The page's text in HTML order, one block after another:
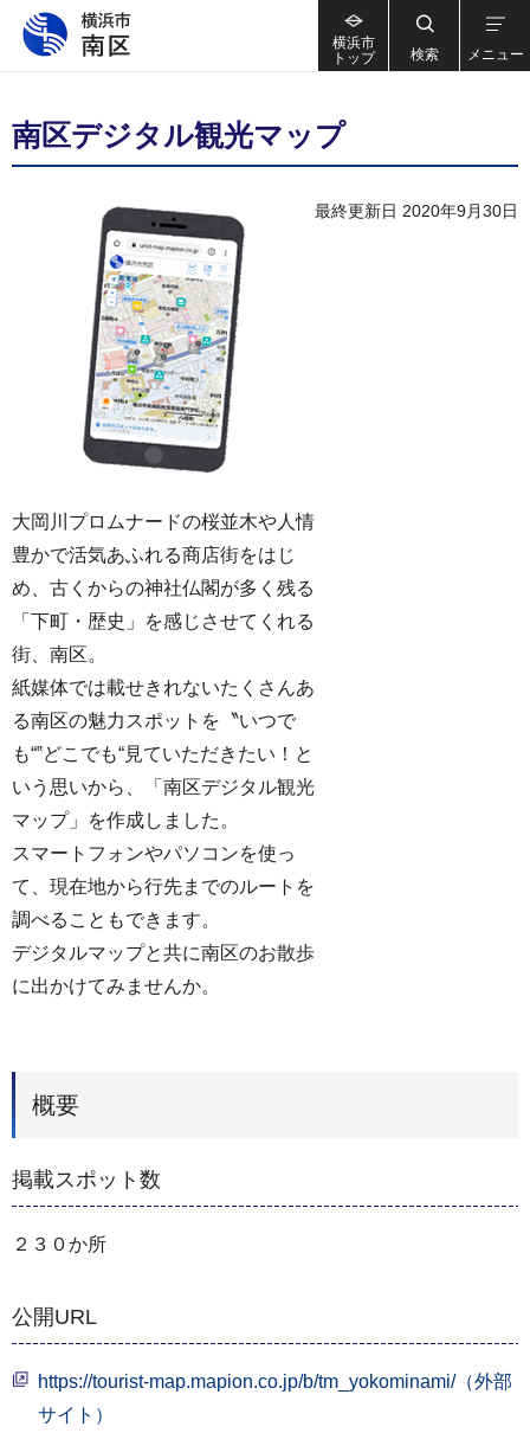
横浜市
トップ
検索 メニュー
南区デジタル観光マップ
最終更新日 2020年9月30日
大岡川プロムナードの桜並木や人情
豊かで活気あふれる商店街をはじ
め、古くからの神社仏閣が多く残る
「下町・歴史」を感じさせてくれる
街、南区。
紙媒体では載せきれないたくさんあ
る南区の魅力スポットを〝いつで
も“‟どこでも“見ていただきたい！と
いう思いから、「南区デジタル観光
マップ」を作成しました。
スマートフォンやパソコンを使っ
て、現在地から行先までのルートを
調べることもできます。
デジタルマップと共に南区のお散歩
に出かけてみませんか。
概要
掲載スポット数
２３０か所
公開URL
https://tourist-map.mapion.co.jp/b/tm_yokominami/（外部
サイト）